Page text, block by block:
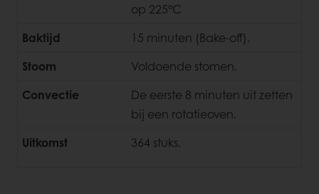
op 225°C
Baktijd
15 minuten (Bake-off).
Stoom
Voldoende stomen.
Convectie
De eerste 8 minuten uit zetten
bij een rotatieoven.
Uitkomst
364 stuks.